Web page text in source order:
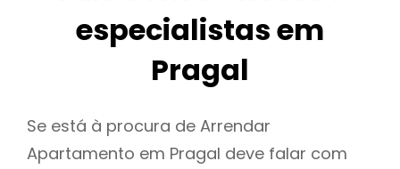
especialistas em
Pragal
Se está à procura de Arrendar
Apartamento em Pragal deve falar com